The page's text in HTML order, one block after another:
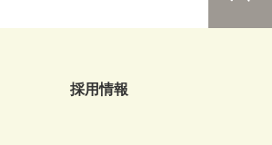
採用情報